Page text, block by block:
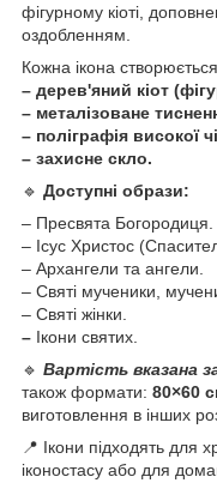
фігурному кіоті,
оздобленням.
Кожна ікона
– дерев'яний кіот
– металізоване
– поліграфія високої
– захисне скло.
🔹 Доступні образи:
– Пресвята Богородиця.
– Ісус Христос
– Архангели та ангели.
– Святі мученики,
– Святі жінки.
– Ікони святих.
🔹 Вартість вказана
також формати: 80×60
виготовлення в інших
📍 Ікони підходять для
іконостасу або для